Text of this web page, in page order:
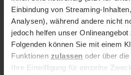
Einbindung von Streaming-
Analysen), während andere nicht
jedoch helfen unser
Folgenden können Sie mit einem
Funktionen zulassen oder über die
Ihre Einwilligung für einzelne
Arbeitnehmerüberlassung
Online seit 12 Tagen
Labor Elektroniker (m/w/d)
Baugruppen Simatic